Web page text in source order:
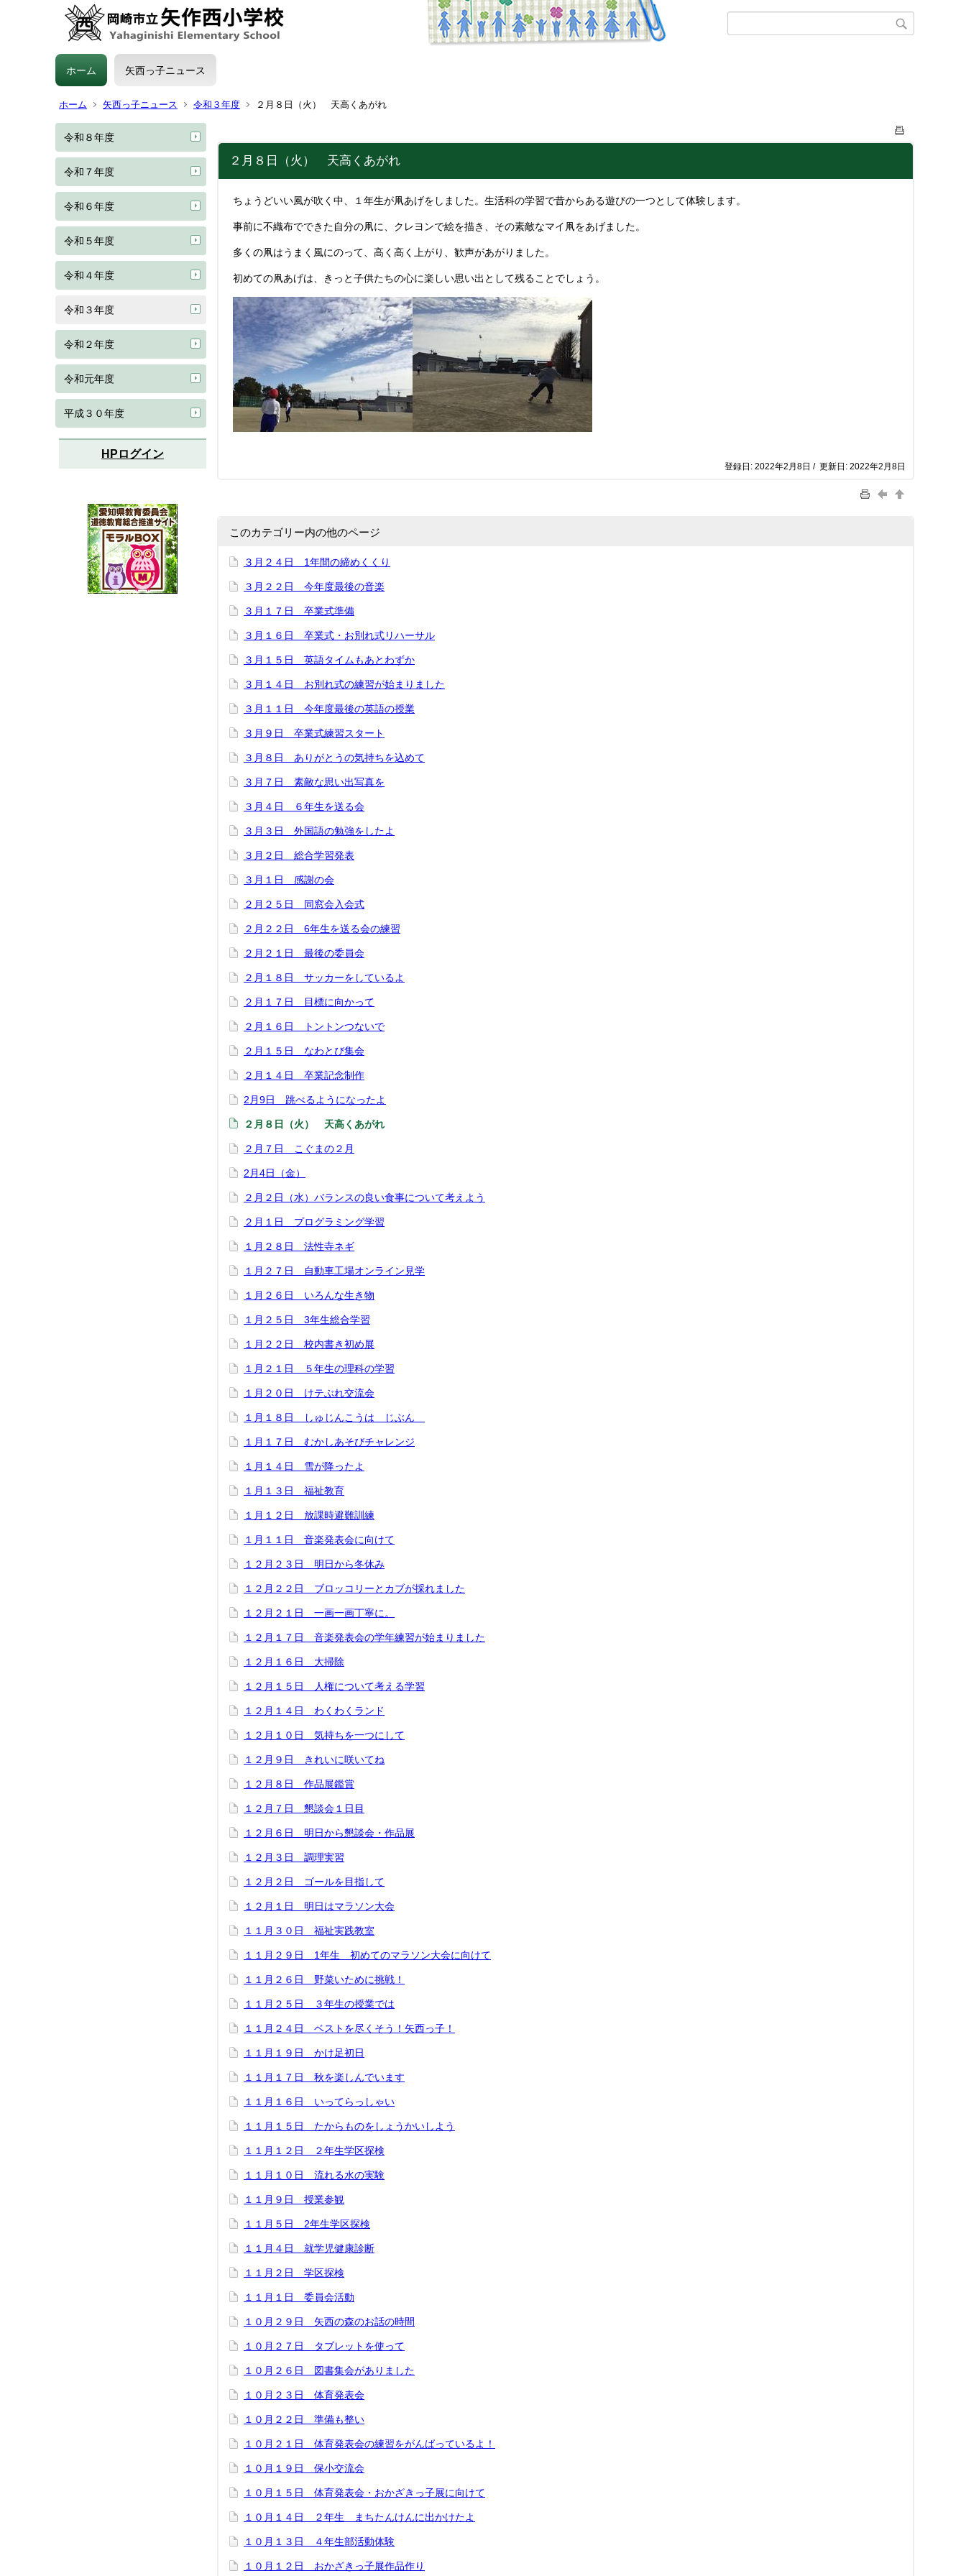
ホーム 矢西っ子ニュース
ホーム 矢西っ子ニュース 令和３年度 ２月８日（火） 天高くあがれ
令和８年度
令和７年度
令和６年度
令和５年度
令和４年度
令和３年度
令和２年度
令和元年度
平成３０年度
HPログイン
２月８日（火） 天高くあがれ
ちょうどいい風が吹く中、１年生が凧あげをしました。生活科の学習で昔からある遊びの一つとして体験します。
事前に不織布でできた自分の凧に、クレヨンで絵を描き、その素敵なマイ凧をあげました。
多くの凧はうまく風にのって、高く高く上がり、歓声があがりました。
初めての凧あげは、きっと子供たちの心に楽しい思い出として残ることでしょう。
登録日: 2022年2月8日 / 更新日: 2022年2月8日
このカテゴリー内の他のページ
３月２４日 1年間の締めくくり
３月２２日 今年度最後の音楽
３月１７日 卒業式準備
３月１６日 卒業式・お別れ式リハーサル
３月１５日 英語タイムもあとわずか
３月１４日 お別れ式の練習が始まりました
３月１１日 今年度最後の英語の授業
３月９日 卒業式練習スタート
３月８日 ありがとうの気持ちを込めて
３月７日 素敵な思い出写真を
３月４日 ６年生を送る会
３月３日 外国語の勉強をしたよ
３月２日 総合学習発表
３月１日 感謝の会
２月２５日 同窓会入会式
２月２２日 6年生を送る会の練習
２月２１日 最後の委員会
２月１８日 サッカーをしているよ
２月１７日 目標に向かって
２月１６日 トントンつないで
２月１５日 なわとび集会
２月１４日 卒業記念制作
2月9日 跳べるようになったよ
２月８日（火） 天高くあがれ
２月７日 こぐまの２月
2月4日（金）
２月２日（水）バランスの良い食事について考えよう
２月１日 プログラミング学習
１月２８日 法性寺ネギ
１月２７日 自動車工場オンライン見学
１月２６日 いろんな生き物
１月２５日 3年生総合学習
１月２２日 校内書き初め展
１月２１日 ５年生の理科の学習
１月２０日 けテぶれ交流会
１月１８日 しゅじんこうは じぶん
１月１７日 むかしあそびチャレンジ
１月１４日 雪が降ったよ
１月１３日 福祉教育
１月１２日 放課時避難訓練
１月１１日 音楽発表会に向けて
１２月２３日 明日から冬休み
１２月２２日 ブロッコリーとカブが採れました
１２月２１日 一画一画丁寧に。
１２月１７日 音楽発表会の学年練習が始まりました
１２月１６日 大掃除
１２月１５日 人権について考える学習
１２月１４日 わくわくランド
１２月１０日 気持ちを一つにして
１２月９日 きれいに咲いてね
１２月８日 作品展鑑賞
１２月７日 懇談会１日目
１２月６日 明日から懇談会・作品展
１２月３日 調理実習
１２月２日 ゴールを目指して
１２月１日 明日はマラソン大会
１１月３０日 福祉実践教室
１１月２９日 1年生 初めてのマラソン大会に向けて
１１月２６日 野菜いために挑戦！
１１月２５日 ３年生の授業では
１１月２４日 ベストを尽くそう！矢西っ子！
１１月１９日 かけ足初日
１１月１７日 秋を楽しんでいます
１１月１６日 いってらっしゃい
１１月１５日 たからものをしょうかいしよう
１１月１２日 ２年生学区探検
１１月１０日 流れる水の実験
１１月９日 授業参観
１１月５日 2年生学区探検
１１月４日 就学児健康診断
１１月２日 学区探検
１１月１日 委員会活動
１０月２９日 矢西の森のお話の時間
１０月２７日 タブレットを使って
１０月２６日 図書集会がありました
１０月２３日 体育発表会
１０月２２日 準備も整い
１０月２１日 体育発表会の練習をがんばっているよ！
１０月１９日 保小交流会
１０月１５日 体育発表会・おかざきっ子展に向けて
１０月１４日 ２年生 まちたんけんに出かけたよ
１０月１３日 ４年生部活動体験
１０月１２日 おかざきっ子展作品作り